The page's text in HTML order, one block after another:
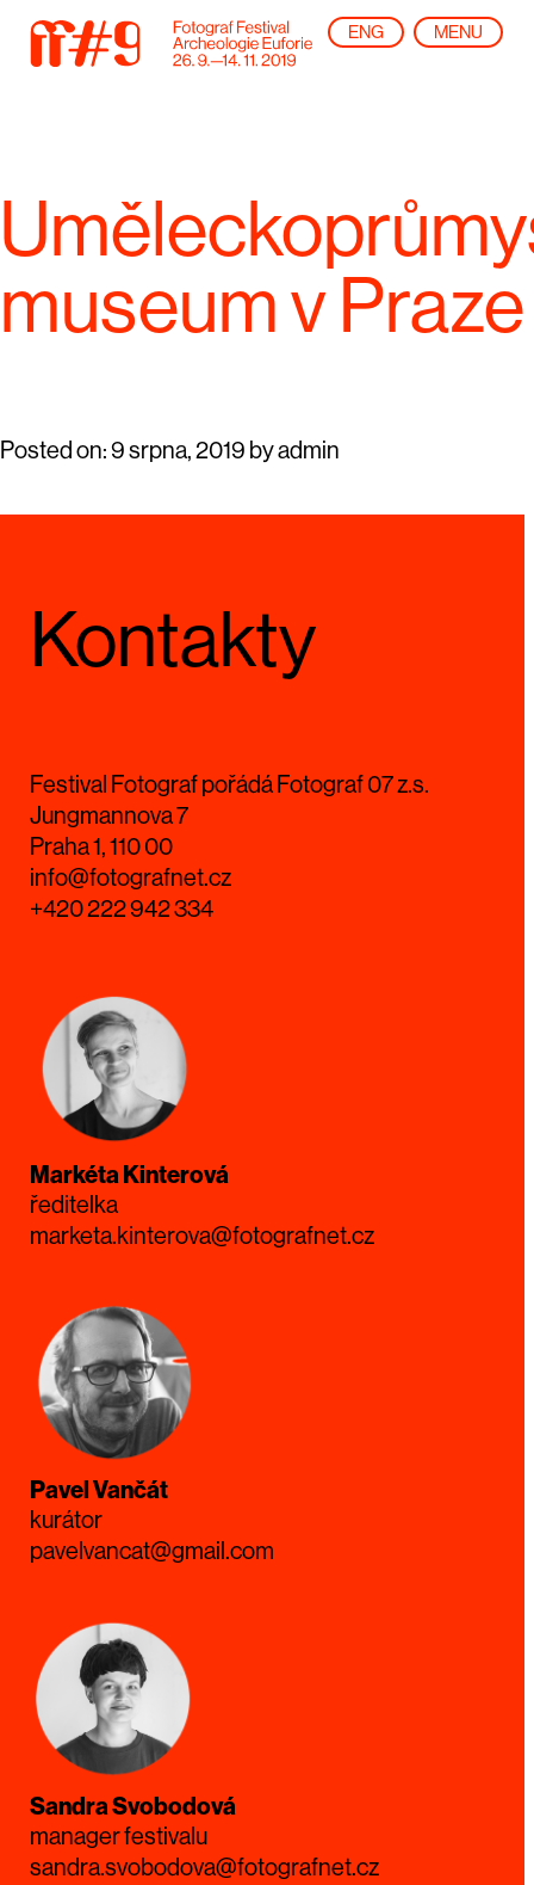
ENG MENU
museum v Praze
Posted on: 9 srpna, 2019 byadmin
Kontakty
Festival Fotograf pořádá Fotograf 07 z.s.
Jungmannova 7
Praha 1, 110 00
info@fotografnet.cz
+420 222 942 334
Markéta Kinterová
ředitelka
marketa.kinterova@fotografnet.cz
Pavel Vančát
kurátor
pavelvancat@gmail.com
Sandra Svobodová
manager festivalu
sandra.svobodova@fotografnet.cz